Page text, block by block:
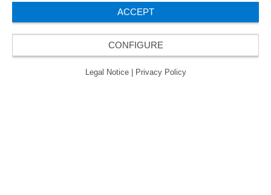
ACCEPT
CONFIGURE
Legal Notice Privacy Policy